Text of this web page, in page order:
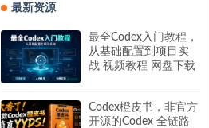
最新资源
最全Codex入门教程，
从基础配置到项目实
战 视频教程 网盘下载
Codex橙皮书，非官方
开源的Codex 全链路